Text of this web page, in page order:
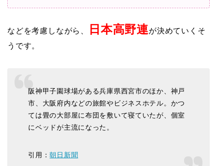
などを考慮しながら、 日本高野連が決めていくそ
うです。
阪神甲子園球場がある兵庫県西宮市のほか、神戸
市、大阪府内などの旅館やビジネスホテル。かつ
ては畳の大部屋に布団を敷いて寝ていたが、個室
にベッドが主流になった。
引用：朝日新聞